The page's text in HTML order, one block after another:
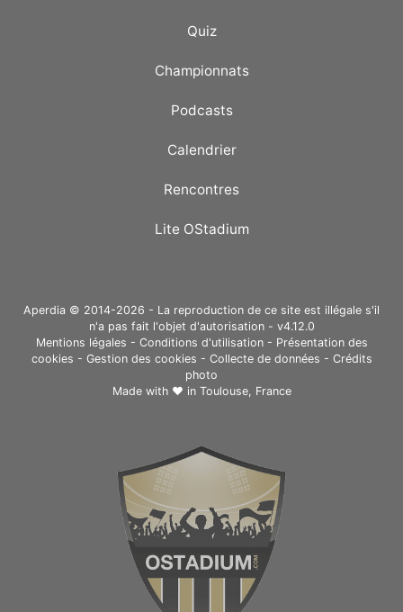
Quiz
Championnats
Podcasts
Calendrier
Rencontres
Lite OStadium
Aperdia © 2014-2026 - La reproduction de ce site est illégale s'il
n'a pas fait l'objet d'autorisation - v4.12.0
Mentions légales - Conditions d'utilisation- Présentation des
cookies - Gestion des cookies - Collecte de données - Crédits
photo
Made with ❤ in Toulouse, France